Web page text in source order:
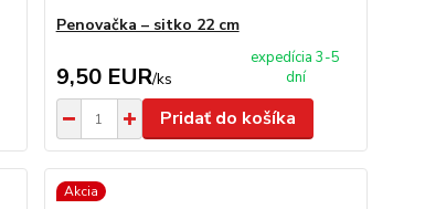
Penovačka – sitko 22 cm
9,50 EUR/ks
expedícia 3-5
dní
Pridať do košíka
Akcia